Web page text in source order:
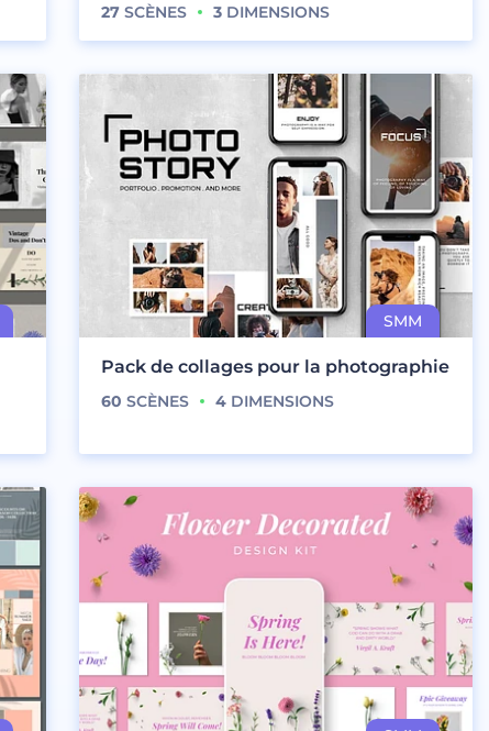
27 SCÈNES 3 DIMENSIONS
Pack de collages pour la photographie
60 SCÈNES 4 DIMENSIONS